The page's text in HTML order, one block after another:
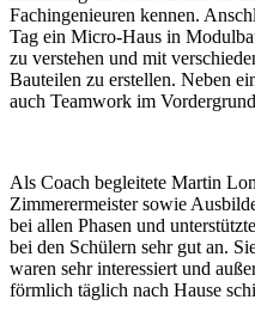
Fachingenieuren kennen.
Tag ein Micro-Haus in
zu verstehen und mit
Bauteilen zu erstellen. Neben
auch Teamwork im
Als Coach begleitete Martin
Zimmerermeister sowie
bei allen Phasen und
bei den Schülern sehr gut an.
waren sehr interessiert und
förmlich täglich nach Hause